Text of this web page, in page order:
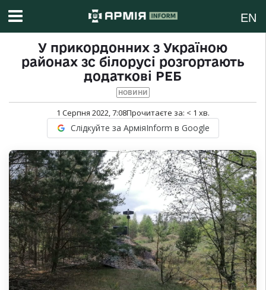
EN
У прикордонних з Україною
районах зс білорусі розгортають
додаткові РЕБ
НОВИНИ
1 Серпня 2022, 7:08Прочитаєте за: < 1 хв.
Слідкуйте за АрміяInform в Google